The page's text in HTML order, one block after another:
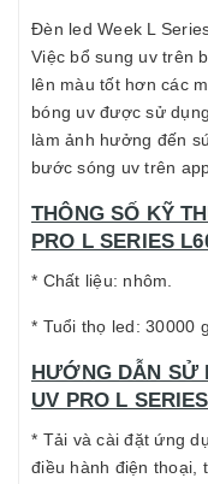
Đèn led Week L
Việc bổ sung uv trên
lên màu tốt hơn các
bóng uv được sử
làm ảnh hưởng đến
bước sóng uv trên
THÔNG SỐ KỸ
PRO L SERIES
* Chất liệu: nhôm.
* Tuổi thọ led: 30000
HƯỚNG DẪN SỬ
UV PRO L
* Tải và cài đặt ứng
điều hành điện thoại,